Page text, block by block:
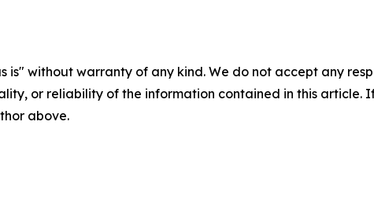
is" without warranty of any kind. We do not accept any
or reliability of the information contained in this article.
above.